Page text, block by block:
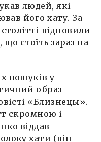
людей, які
його хату. За
відновили
стоїть зараз на
пошуків у
образ
«Близнецы».
скромною і
віддав
хати (він